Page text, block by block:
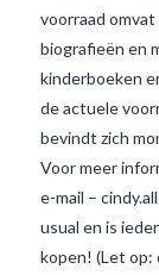
voorraad
biografieën en
kinderboeken
de actuele
bevindt zich
Voor meer
e-mail –
usual en is
kopen! (Let op: